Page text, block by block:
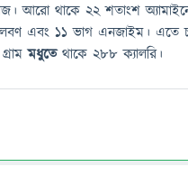
আরো থাকে ২২ শতাংশ
এবং ১১ ভাগ এনজাইম। এতে
মধুতেথাকে ২৮৮ ক্যালরি।